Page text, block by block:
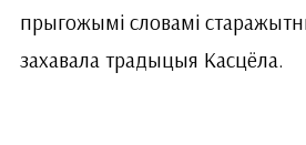
прыгожымі словамі
захавала традыцыя Касцёла.